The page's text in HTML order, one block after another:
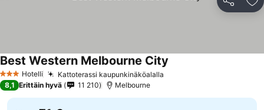
Jaa
3 Tähtiluokitus
Hotelli Kattoterassi kaupunkinäköalalla
Best Western Melbourne City
8,1 Erittäin hyvä 11 210 Melbourne